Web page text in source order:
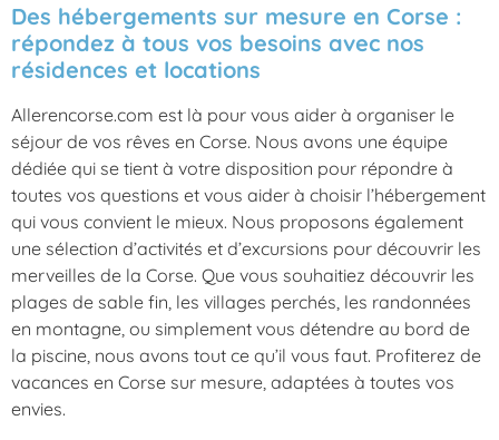
Des hébergements sur mesure en Corse :
répondez à tous vos besoins avec nos
résidences et locations
Allerencorse.com est là pour vous aider à organiser le
séjour de vos rêves en Corse. Nous avons une équipe
dédiée qui se tient à votre disposition pour répondre à
toutes vos questions et vous aider à choisir l’hébergement
qui vous convient le mieux. Nous proposons également
une sélection d’activités et d’excursions pour découvrir les
merveilles de la Corse. Que vous souhaitiez découvrir les
plages de sable fin, les villages perchés, les randonnées
en montagne, ou simplement vous détendre au bord de
la piscine, nous avons tout ce qu’il vous faut. Profiterez de
vacances en Corse sur mesure, adaptées à toutes vos
envies.